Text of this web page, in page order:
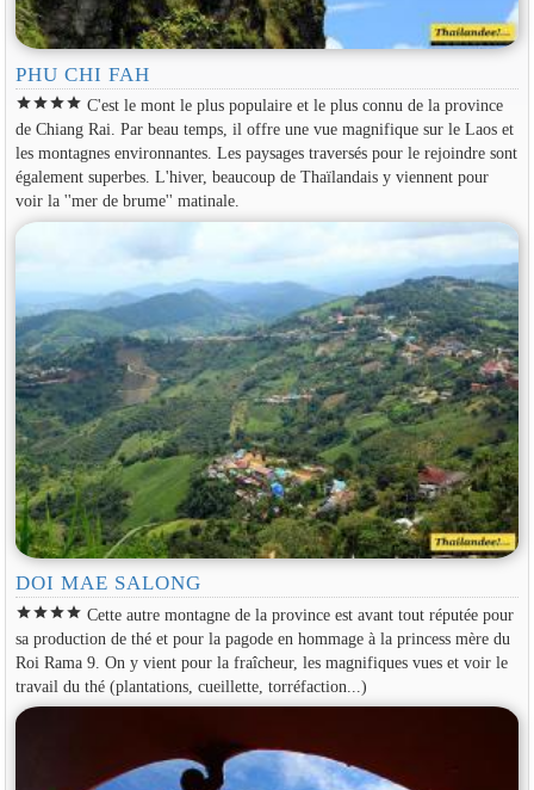
PHU CHI FAH
starstarstarstar C'est le mont le plus populaire et le plus connu de la province
de Chiang Rai. Par beau temps, il offre une vue magnifique sur le Laos et
les montagnes environnantes. Les paysages traversés pour le rejoindre sont
également superbes. L'hiver, beaucoup de Thaïlandais y viennent pour
voir la ''mer de brume'' matinale.
DOI MAE SALONG
starstarstarstar Cette autre montagne de la province est avant tout réputée pour
sa production de thé et pour la pagode en hommage à la princess mère du
Roi Rama 9. On y vient pour la fraîcheur, les magnifiques vues et voir le
travail du thé (plantations, cueillette, torréfaction...)